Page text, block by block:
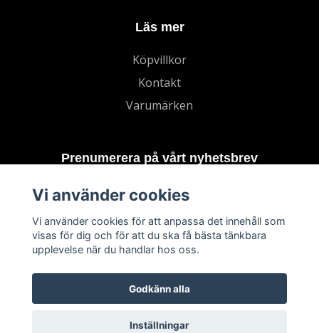
Läs mer
Köpvillkor
Kontakt
Varumärken
Prenumerera på vårt nyhetsbrev
Vi använder cookies
Vi använder cookies för att anpassa det innehåll som
visas för dig och för att du ska få bästa tänkbara
upplevelse när du handlar hos oss.
Godkänn alla
Inställningar